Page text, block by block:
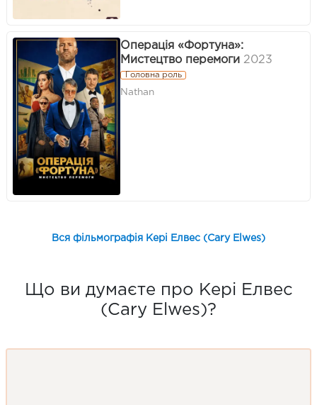
Операція «Фортуна»:
Мистецтво перемоги 2023
Головна роль
Nathan
Вся фільмографія Кері Елвес (Cary Elwes)
Що ви думаєте про Кері Елвес
(Cary Elwes)?